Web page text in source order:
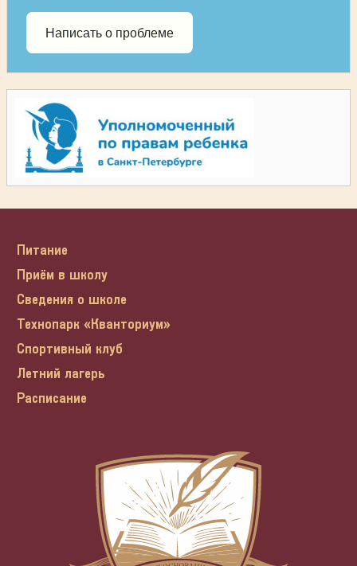
Написать о проблеме
Питание
Приём в школу
Сведения о школе
Технопарк «Кванториум»
Спортивный клуб
Летний лагерь
Расписание